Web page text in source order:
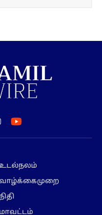
நிதி
மாவட்டம்